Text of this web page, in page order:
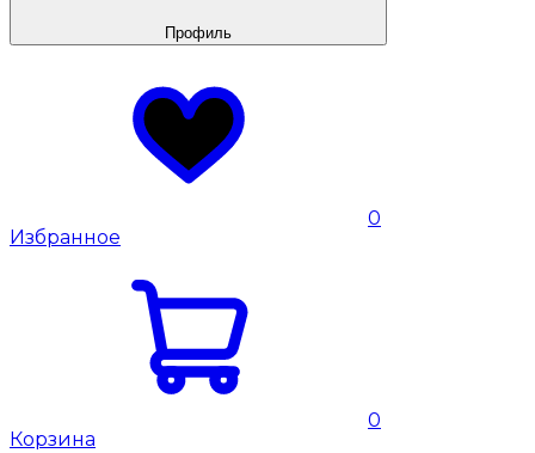
Профиль
0
Избранное
0
Корзина